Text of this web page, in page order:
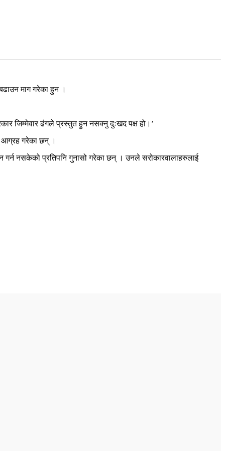
माग गरेका हुन ।
जिम्मेवार ढंगले प्रस्तुत हुन नसक्नु दुःखद पक्ष हो।’
आग्रह गरेका छन् ।
गर्न नसकेको प्रतिपनि गुनासो गरेका छन् । उनले सरोकारवालाहरुलाई